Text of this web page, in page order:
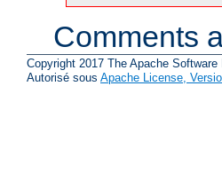
Comments
Copyright 2017 The Apache Software
Autorisé sous Apache License,